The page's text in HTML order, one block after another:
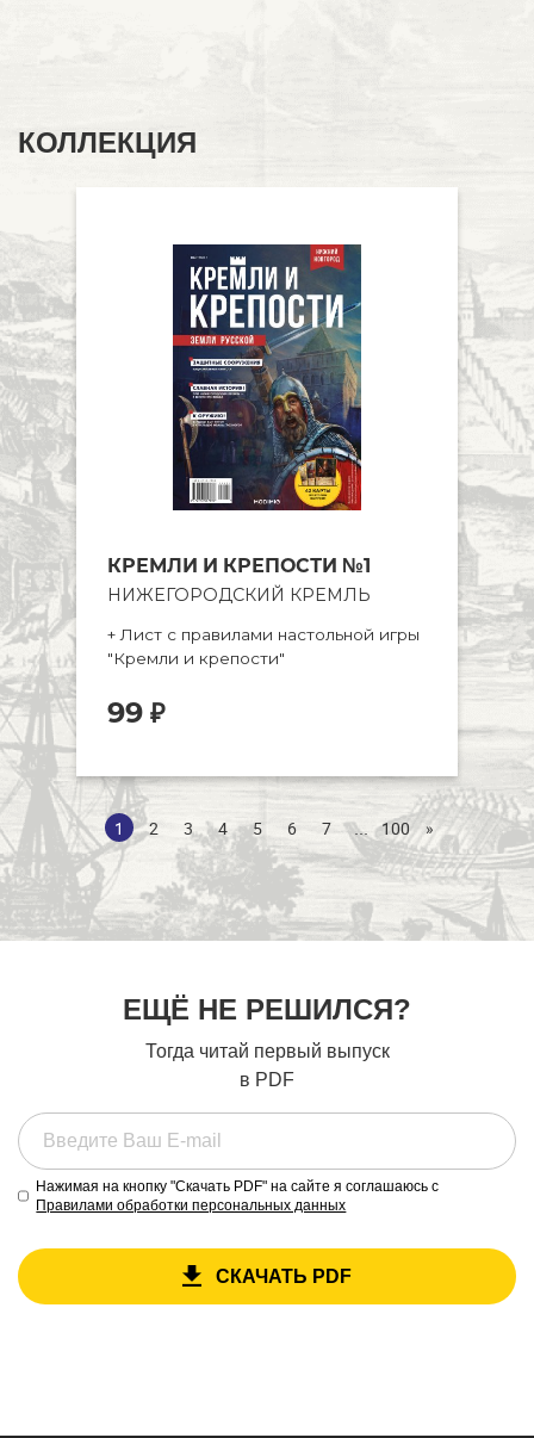
КОЛЛЕКЦИЯ
КРЕМЛИ И КРЕПОСТИ №1
НИЖЕГОРОДСКИЙ КРЕМЛЬ
+ Лист с правилами настольной игры
"Кремли и крепости"
99 ₽
1 2 3 4 5 6 7 ... 100 »
ЕЩЁ НЕ РЕШИЛСЯ?
Тогда читай первый выпуск
в PDF
Нажимая на кнопку "Скачать PDF" на сайте я соглашаюсь с
Правилами обработки персональных данных
СКАЧАТЬ PDF